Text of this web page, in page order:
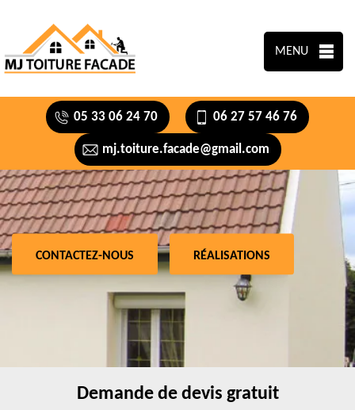
MENU
05 33 06 24 70 06 27 57 46 76
mj.toiture.facade@gmail.com
CONTACTEZ-NOUS RÉALISATIONS
Demande de devis gratuit